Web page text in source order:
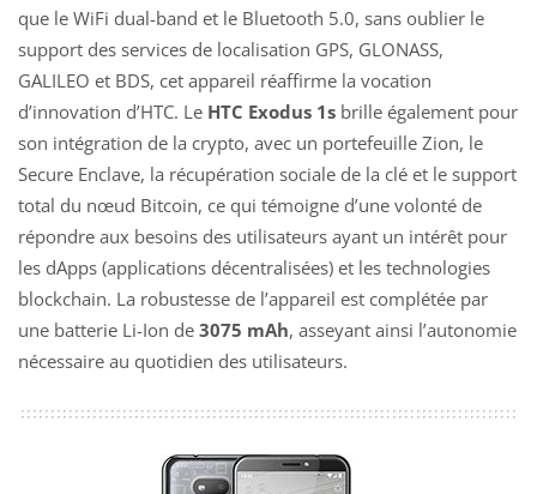
que le WiFi dual-band et le Bluetooth 5.0, sans oublier le
support des services de localisation GPS, GLONASS,
GALILEO et BDS, cet appareil réaffirme la vocation
d’innovation d’HTC. Le HTC Exodus 1s brille également pour
son intégration de la crypto, avec un portefeuille Zion, le
Secure Enclave, la récupération sociale de la clé et le support
total du nœud Bitcoin, ce qui témoigne d’une volonté de
répondre aux besoins des utilisateurs ayant un intérêt pour
les dApps (applications décentralisées) et les technologies
blockchain. La robustesse de l’appareil est complétée par
une batterie Li-Ion de 3075 mAh, asseyant ainsi l’autonomie
nécessaire au quotidien des utilisateurs.